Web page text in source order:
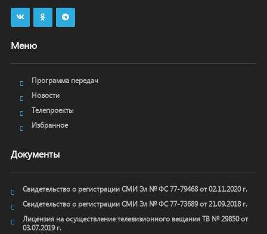
Меню
Программа передач
Новости
Телепроекты
Избранное
Документы
Свидетельство о регистрации СМИ Эл № ФС 77-79468 от 02.11.2020 г.
Свидетельство о регистрации СМИ Эл № ФС 77-73689 от 21.09.2018 г.
Лицензия на осуществление телевизионного вещания ТВ № 29850 от
03.07.2019 г.